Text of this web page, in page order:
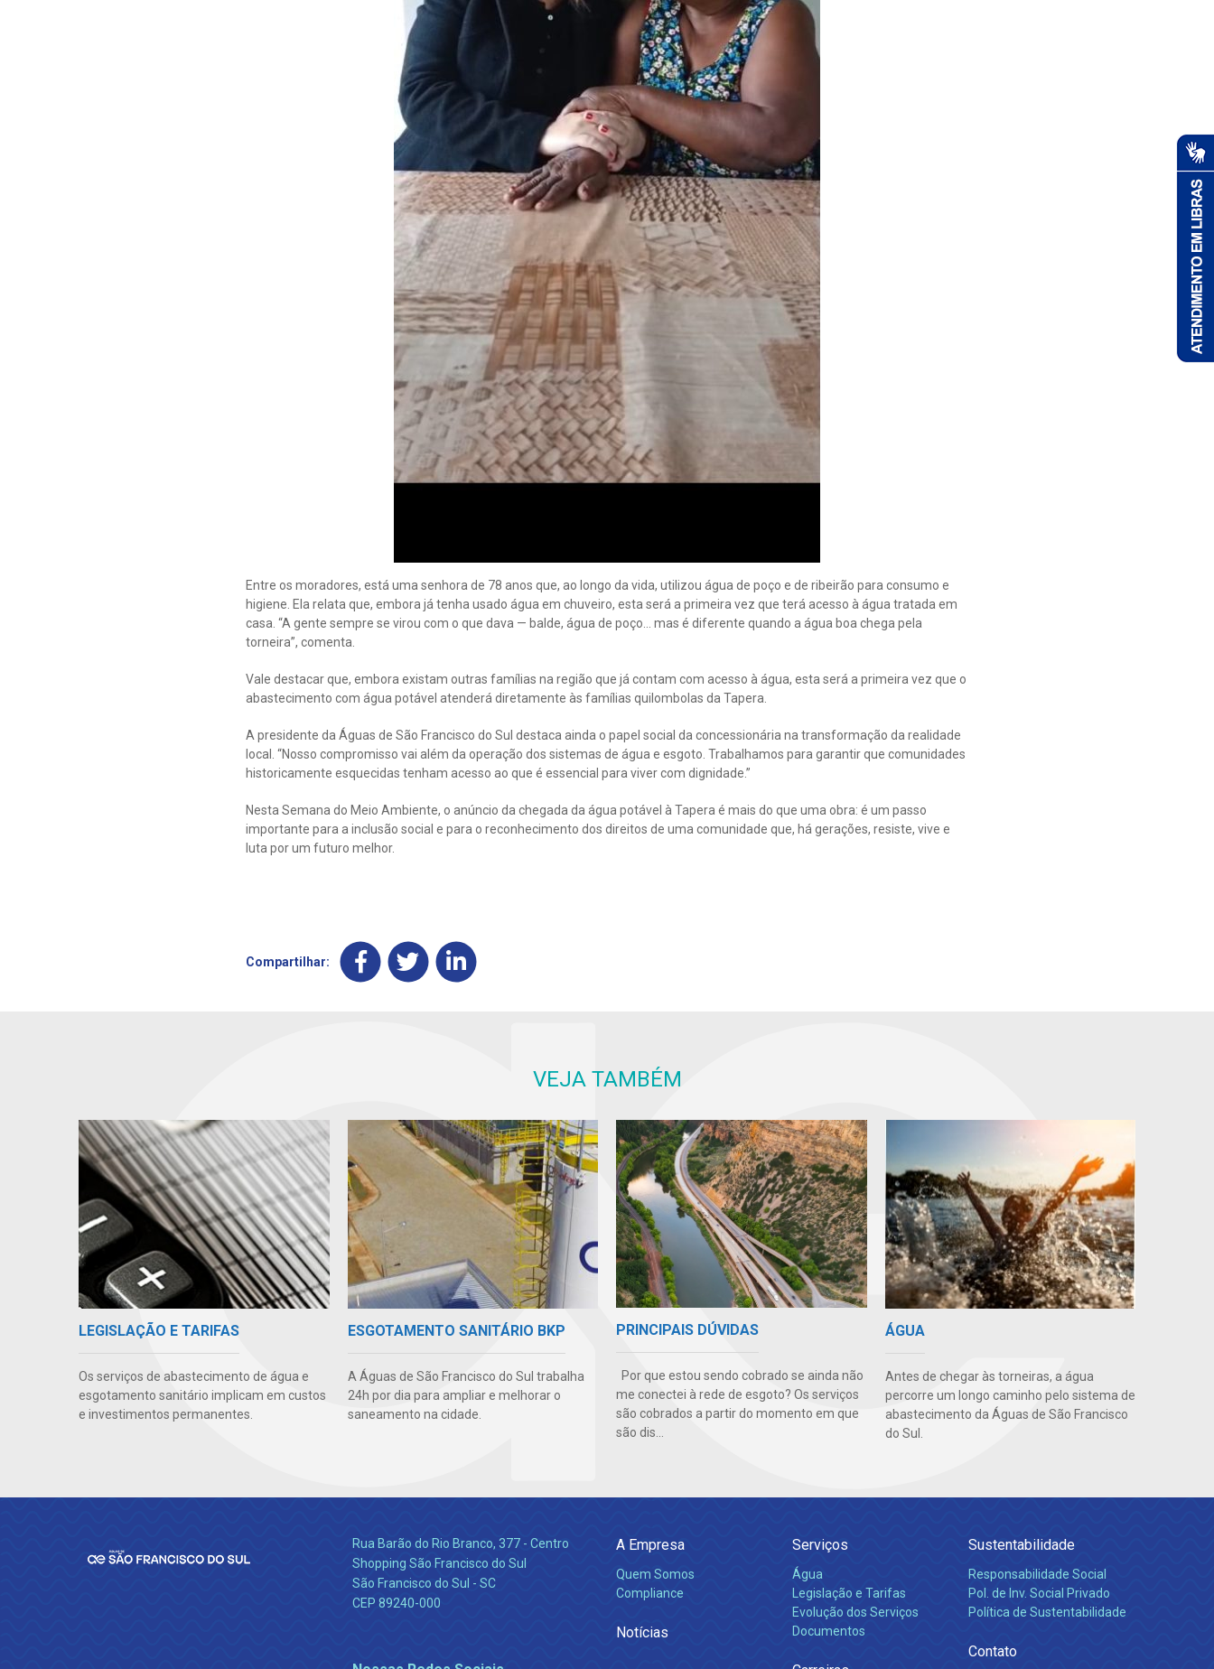
Entre os moradores, está uma senhora de 78 anos que, ao longo da vida, utilizou água de poço e de ribeirão para consumo e
higiene. Ela relata que, embora já tenha usado água em chuveiro, esta será a primeira vez que terá acesso à água tratada em
casa. “A gente sempre se virou com o que dava — balde, água de poço… mas é diferente quando a água boa chega pela
torneira”, comenta.
Vale destacar que, embora existam outras famílias na região que já contam com acesso à água, esta será a primeira vez que o
abastecimento com água potável atenderá diretamente às famílias quilombolas da Tapera.
A presidente da Águas de São Francisco do Sul destaca ainda o papel social da concessionária na transformação da realidade
local. “Nosso compromisso vai além da operação dos sistemas de água e esgoto. Trabalhamos para garantir que comunidades
historicamente esquecidas tenham acesso ao que é essencial para viver com dignidade.”
Nesta Semana do Meio Ambiente, o anúncio da chegada da água potável à Tapera é mais do que uma obra: é um passo
importante para a inclusão social e para o reconhecimento dos direitos de uma comunidade que, há gerações, resiste, vive e
luta por um futuro melhor.
Compartilhar:
VEJA TAMBÉM
LEGISLAÇÃO E TARIFAS
Os serviços de abastecimento de água e
esgotamento sanitário implicam em custos
e investimentos permanentes.
ESGOTAMENTO SANITÁRIO BKP
A Águas de São Francisco do Sul trabalha
24h por dia para ampliar e melhorar o
saneamento na cidade.
PRINCIPAIS DÚVIDAS
Por que estou sendo cobrado se ainda não
me conectei à rede de esgoto? Os serviços
são cobrados a partir do momento em que
são dis...
ÁGUA
Antes de chegar às torneiras, a água
percorre um longo caminho pelo sistema de
abastecimento da Águas de São Francisco
do Sul.
Rua Barão do Rio Branco, 377 - Centro
Shopping São Francisco do Sul
São Francisco do Sul - SC
CEP 89240-000
A Empresa
Quem Somos
Compliance
Notícias
Serviços
Água
Legislação e Tarifas
Evolução dos Serviços
Documentos
Sustentabilidade
Responsabilidade Social
Pol. de Inv. Social Privado
Política de Sustentabilidade
Contato